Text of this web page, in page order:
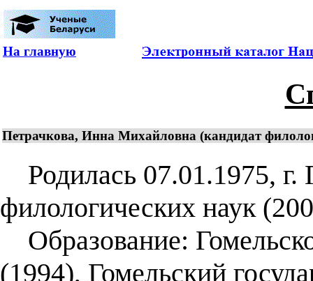
На главную
Петрачкова, Инна Михайловна (кандидат
Родилась 07.01.1975, г.
филологических наук
Образование:
(1994), Гомельский